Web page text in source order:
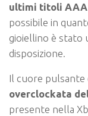
ultimi titoli AAA
possibile in
gioiellino è stato
disposizione.
Il cuore pulsante
overclockata
presente nella